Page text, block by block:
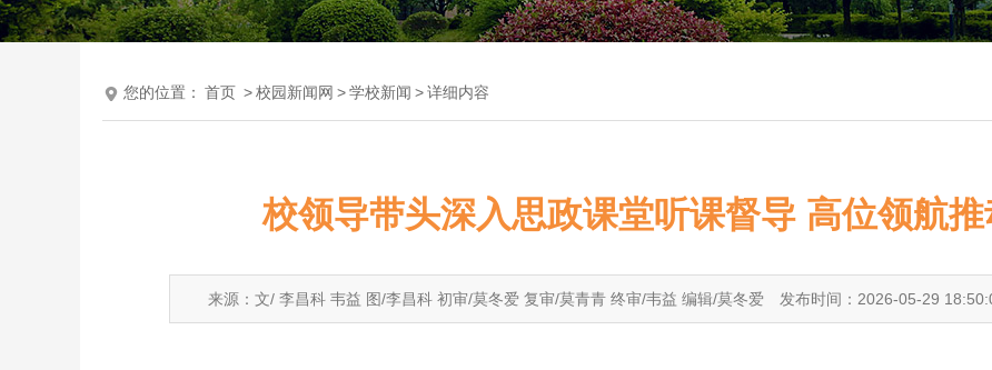
您的位置： 首页 >校园新闻网 >学校新闻 >详细内容
校领导带头深入思政课堂听课督导 高位领航
来源：文/ 李昌科 韦益 图/李昌科 初审/莫冬爱 复审/莫青青 终审/韦益 编辑/莫冬爱 发布时间：2026-05-29